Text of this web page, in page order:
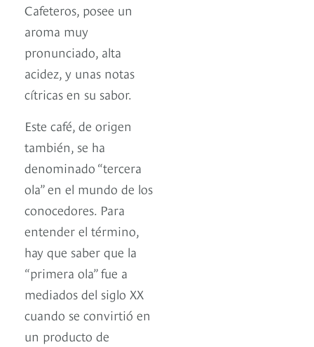
Cafeteros, posee un
aroma muy
pronunciado, alta
acidez, y unas notas
cítricas en su sabor.
Este café, de origen
también, se ha
denominado “tercera
ola” en el mundo de los
conocedores. Para
entender el término,
hay que saber que la
“primera ola” fue a
mediados del siglo XX
cuando se convirtió en
un producto de